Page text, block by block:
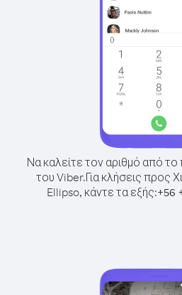
Να καλείτε τον αριθμό από
του Viber.Για κλήσεις προς
Ellipso, κάντε τα εξής:+56